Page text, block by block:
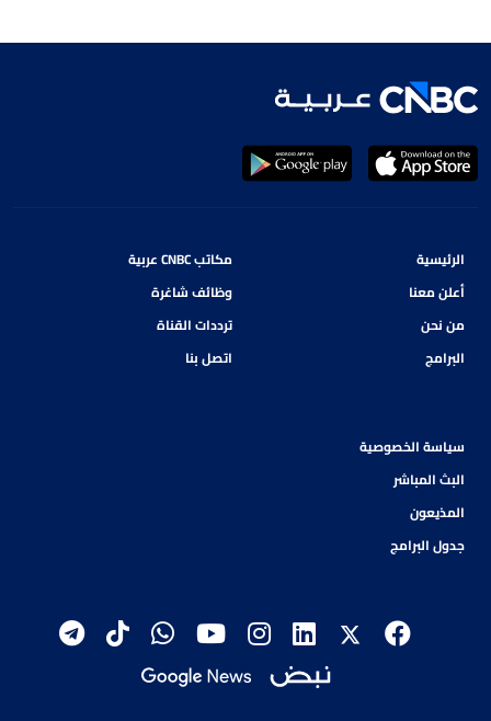
الرئيسية
أعلن معنا
من نحن
البرامج
مكاتب CNBC عربية
وظائف شاغرة
ترددات القناة
اتصل بنا
سياسة الخصوصية
البث المباشر
المذيعون
جدول البرامج